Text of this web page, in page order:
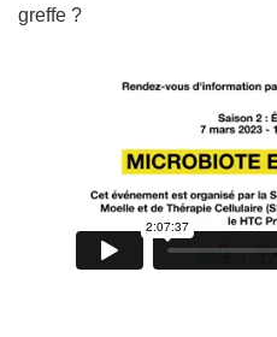
greffe ?